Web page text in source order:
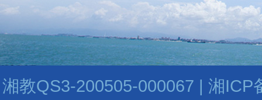
湘教QS3-200505-000067 | 湘